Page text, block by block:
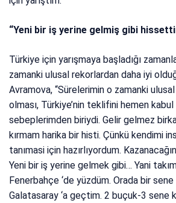
“Yeni bir iş yerine gelmiş gibi
Türkiye için yarışmaya başladığı
zamanki ulusal rekorlardan daha iyi
Avramova, “Sürelerimin o zamanki
olması, Türkiye’nin teklifini hemen
sebeplerimden biriydi. Gelir gelmez
kırmam harika bir histi. Çünkü kendimi
tanımasi için hazırlıyordum.
Yeni bir iş yerine gelmek gibi… Yani
Fenerbahçe ‘de yüzdüm. Orada bir
Galatasaray ‘a geçtim. 2 buçuk-3 sene